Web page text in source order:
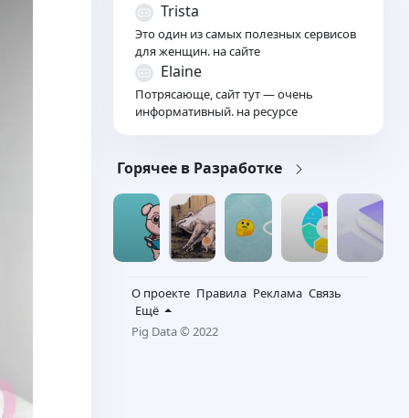
Trista
Это один из самых полезных сервисов
для женщин. на сайте
Elaine
Потрясающе, сайт тут — очень
информативный. на ресурсе
Горячее в Разработке
О проекте Правила Реклама Связь
Ещё
Pig Data © 2022